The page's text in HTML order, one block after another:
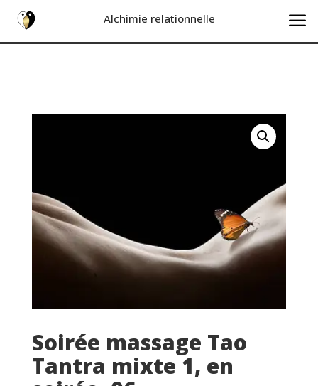
Alchimie relationnelle a
Soirée massage Tao
Tantra mixte 1, en